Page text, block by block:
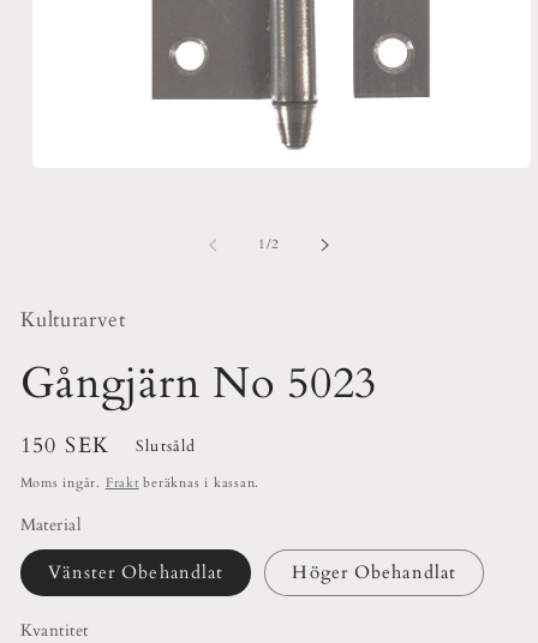
1 /av
2
Kulturarvet
Gångjärn No 5023
Ordinarie
pris
150 SEK Slutsåld
Moms ingår. Fraktberäknas i kassan.
Material
Vänster Obehandlat Höger Obehandlat
Kvantitet